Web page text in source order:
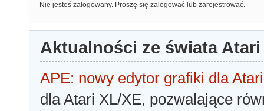
Nie jesteś zalogowany. Proszę się zalogować lub zarejestrować.
Aktualności ze świata Atari
APE: nowy edytor grafiki dla Atari
dla Atari XL/XE, pozwalające